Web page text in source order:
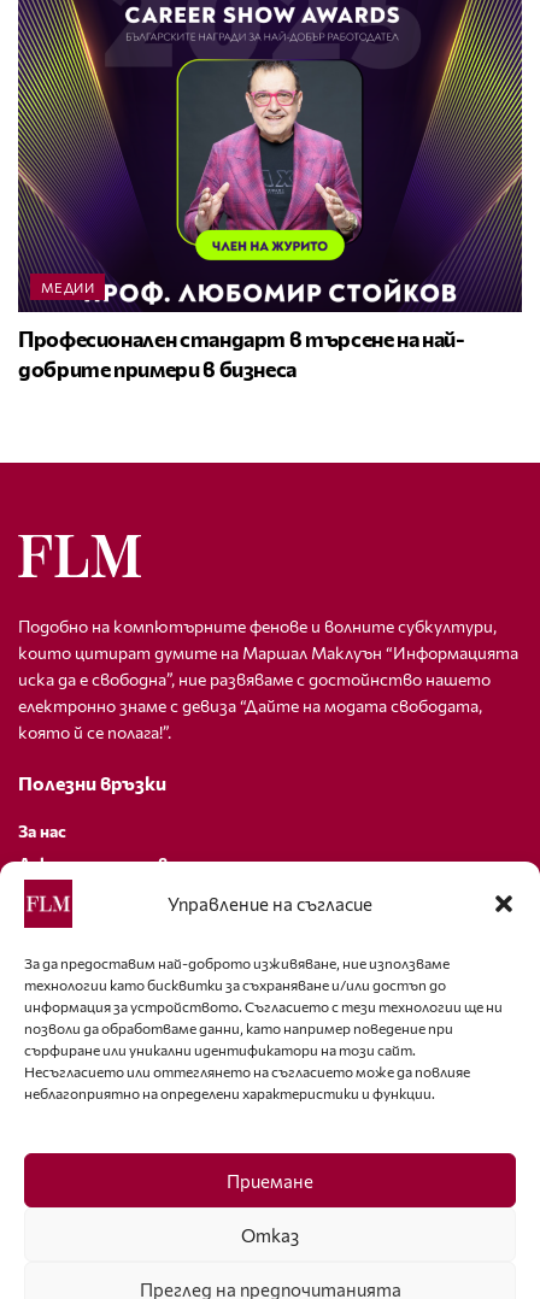
Управление на съгласие
За да предоставим най-доброто изживяване, ние използваме
технологии като бисквитки за съхраняване и/или достъп до
информация за устройството. Съгласието с тези технологии ще ни
позволи да обработваме данни, като например поведение при
сърфиране или уникални идентификатори на този сайт.
Несъгласието или оттеглянето на съгласието може да повлияе
неблагоприятно на определени характеристики и функции.
Приемане
Отказ
Преглед на предпочитанията
МЕДИИ
Професионален стандарт в търсене на най-
добрите примери в бизнеса
Подобно на компютърните фенове и волните субкултури,
които цитират думите на Маршал Маклуън “Информацията
иска да е свободна”, ние развяваме с достойнство нашето
електронно знаме с девиза “Дайте на модата свободата,
която й се полага!”.
Полезни връзки
За нас
Декларация за поверителност
Политика за бисквитки
За контакти
editor@fashion-lifestyle.net
+359 88 227 33 47
Последвайте ни
Facebook